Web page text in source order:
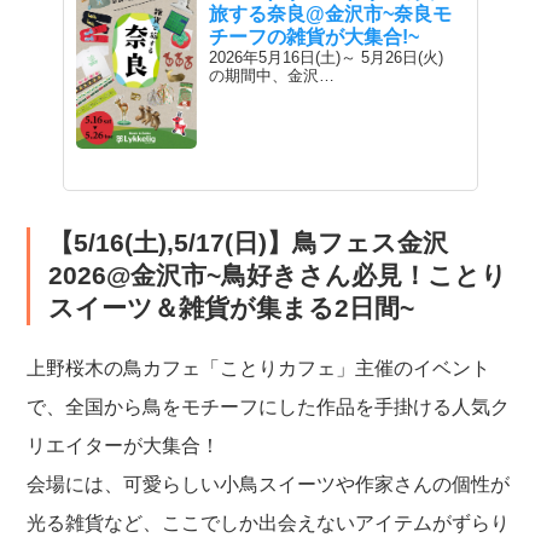
旅する奈良@金沢市~奈良モ
チーフの雑貨が大集合!~
2026年5月16日(土)～ 5月26日(火)
の期間中、金沢…
【5/16(土),5/17(日)】鳥フェス金沢
2026@金沢市~鳥好きさん必見！ことり
スイーツ＆雑貨が集まる2日間~
上野桜木の鳥カフェ「ことりカフェ」主催のイベント
で、全国から鳥をモチーフにした作品を手掛ける人気ク
リエイターが大集合！
会場には、可愛らしい小鳥スイーツや作家さんの個性が
光る雑貨など、ここでしか出会えないアイテムがずらり